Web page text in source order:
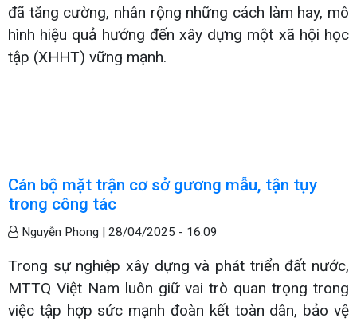
đã tăng cường, nhân rộng những cách làm hay, mô
hình hiệu quả hướng đến xây dựng một xã hội học
tập (XHHT) vững mạnh.
Cán bộ mặt trận cơ sở gương mẫu, tận tụy
trong công tác
Nguyễn Phong | 28/04/2025 - 16:09
Trong sự nghiệp xây dựng và phát triển đất nước,
MTTQ Việt Nam luôn giữ vai trò quan trọng trong
việc tập hợp sức mạnh đoàn kết toàn dân, bảo vệ